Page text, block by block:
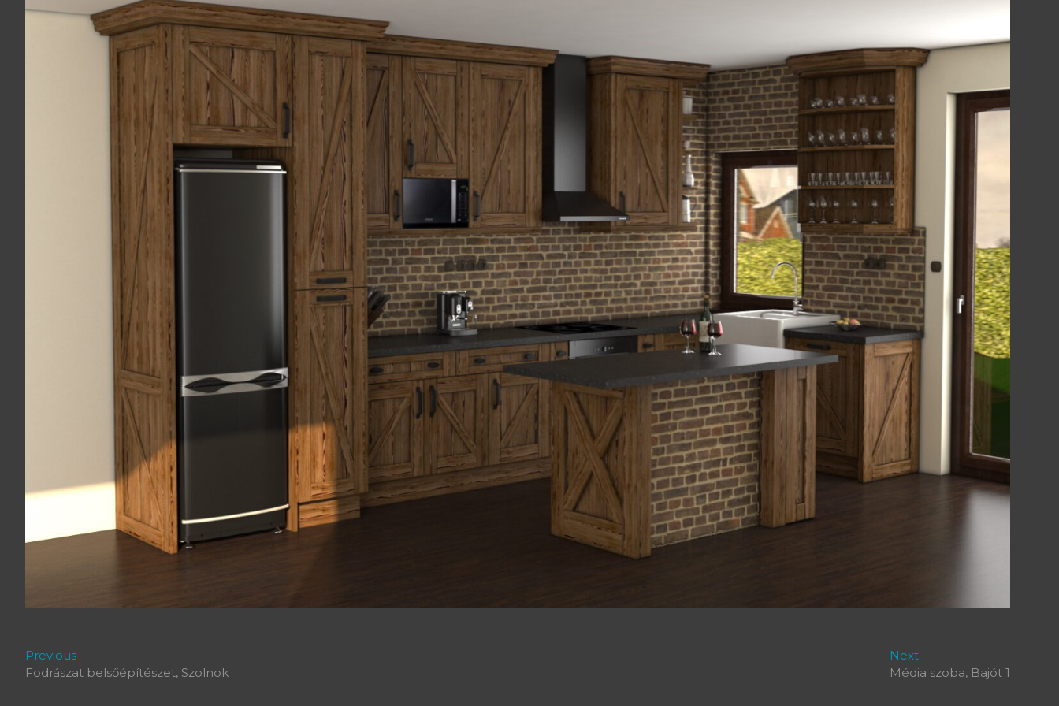
Bejegyzés
navigáció
PreviousPrevious
post:
Fodrászat belsőépítészet, Szolnok
NextNext
post:
Média szoba, Bajót 1